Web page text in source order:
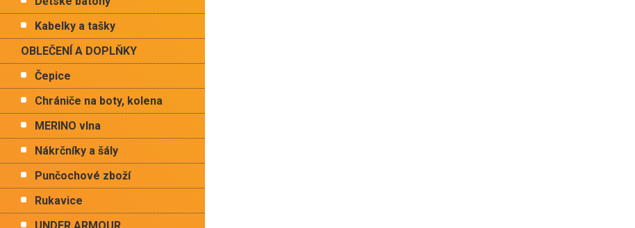
Kabelky a tašky
OBLEČENÍ A DOPLŇKY
Čepice
Chrániče na boty, kolena
MERINO vlna
Nákrčníky a šály
Punčochové zboží
Rukavice